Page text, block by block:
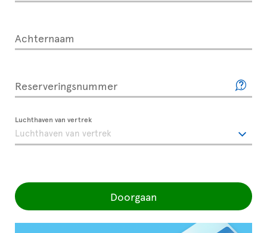
Achternaam
Reserveringsnummer
Luchthaven van vertrek
Doorgaan